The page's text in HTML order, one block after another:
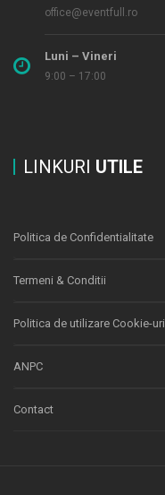
office@eventfull.ro
Luni – Vineri
9:00 – 17:00
LINKURI UTILE
Politica de Confidentialitate
Termeni & Conditii
Politica de utilizare Cookie-uri
ANPC
Contact